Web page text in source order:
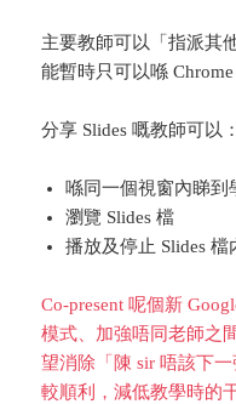
主要教師可以「指派其
能暫時只可以喺 Chrome
分享 Slides 嘅教師可以：
喺同一個視窗內睇到
瀏覽 Slides 檔
播放及停止 Slides
Co-present 呢個新
模式、加強唔同老師之
望消除「陳 sir 唔該下
較順利，減低教學時的